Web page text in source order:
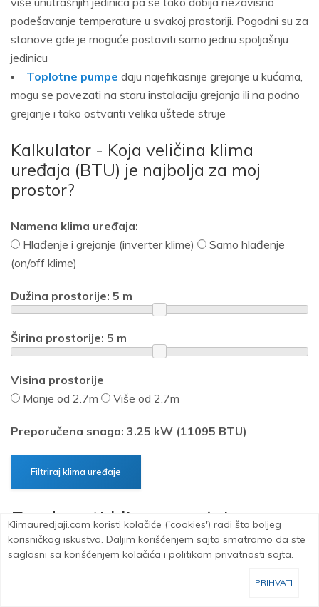
Klimauredjaji.com koristi kolačiće ('cookies') radi što boljeg
korisničkog iskustva. Daljim korišćenjem sajta smatramo da ste
saglasni sa korišćenjem kolačića i politikom privatnosti sajta.
PRIHVATI
podešavanje temperature u svakoj prostoriji. Pogodni su za
stanove gde je moguće postaviti samo jednu spoljašnju
jedinicu
Toplotne pumpe daju najefikasnije grejanje u kućama,
mogu se povezati na staru instalaciju grejanja ili na podno
grejanje i tako ostvariti velika uštede struje
Kalkulator - Koja veličina klima
uređaja (BTU) je najbolja za moj
prostor?
Namena klima uređaja:
Hlađenje i grejanje (inverter klime)
Samo hlađenje
(on/off klime)
Dužina prostorije: 5 m
Širina prostorije: 5 m
Visina prostorije
Manje od 2.7m
Više od 2.7m
Preporučena snaga: 3.25 kW (11095 BTU)
Prednosti klima uređaja
KomforIdealna temperatura životnog ili radnog